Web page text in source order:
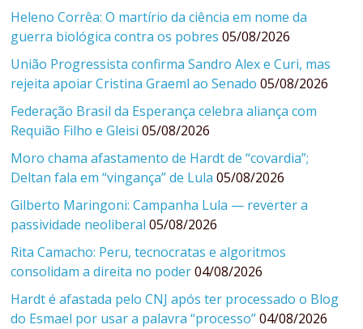
Heleno Corrêa: O martírio da ciência em nome da
guerra biológica contra os pobres 05/08/2026
União Progressista confirma Sandro Alex e Curi, mas
rejeita apoiar Cristina Graeml ao Senado 05/08/2026
Federação Brasil da Esperança celebra aliança com
Requião Filho e Gleisi 05/08/2026
Moro chama afastamento de Hardt de “covardia”;
Deltan fala em “vingança” de Lula 05/08/2026
Gilberto Maringoni: Campanha Lula — reverter a
passividade neoliberal 05/08/2026
Rita Camacho: Peru, tecnocratas e algoritmos
consolidam a direita no poder 04/08/2026
Hardt é afastada pelo CNJ após ter processado o Blog
do Esmael por usar a palavra “processo” 04/08/2026